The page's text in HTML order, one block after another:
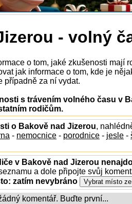
- volný
o tom, jaké zkušenosti mají
jak informace o tom, kde je
případně za ní vydat.
s trávením volného času v
rodičům.
o Bakově nad Jizerou,
- nemocnice - porodnice - jesle -
v Bakově nad Jizerou
a dole připojte svůj
zatím nevybráno
komentář. Buďte první...